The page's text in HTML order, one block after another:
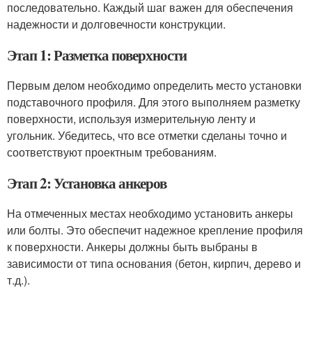
последовательно. Каждый шаг важен для обеспечения
надежности и долговечности конструкции.
Этап 1: Разметка поверхности
Первым делом необходимо определить место установки
подставочного профиля. Для этого выполняем разметку
поверхности, используя измерительную ленту и
угольник. Убедитесь, что все отметки сделаны точно и
соответствуют проектным требованиям.
Этап 2: Установка анкеров
На отмеченных местах необходимо установить анкеры
или болты. Это обеспечит надежное крепление профиля
к поверхности. Анкеры должны быть выбраны в
зависимости от типа основания (бетон, кирпич, дерево и
т.д.).